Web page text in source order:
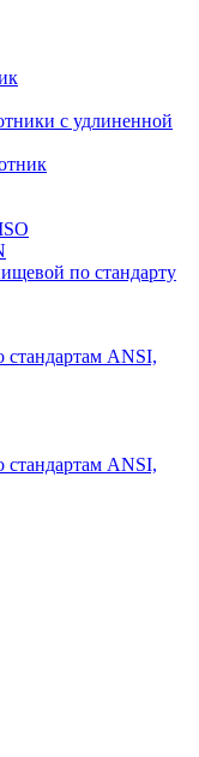
с удлиненной
по стандарту